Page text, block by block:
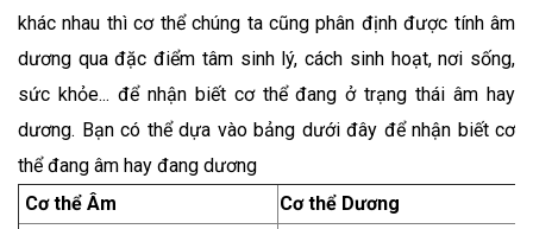
khác nhau thì cơ thể chúng ta cũng phân định được tính âm
dương qua đặc điểm tâm sinh lý, cách sinh hoạt, nơi sống,
sức khỏe... để nhận biết cơ thể đang ở trạng thái âm hay
dương. Bạn có thể dựa vào bảng dưới đây để nhận biết cơ
thể đang âm hay đang dương
Cơ thể Âm
Cơ thể Dương